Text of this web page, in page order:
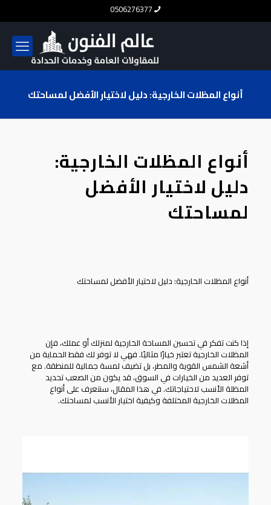
0506276377
أنواع المظلات الخارجية: دليل لاختيار الأفضل لمساحتك
أنواع المظلات الخارجية:
دليل لاختيار الأفضل
لمساحتك
أنواع المظلات الخارجية: دليل لاختيار الأفضل لمساحتك
إذا كنت تفكر في تحسين المساحة الخارجية لمنزلك أو عملك، فإن
المظلات الخارجيةتعتبر خيارًا مثاليًا. فهي لا توفر لك فقط الحماية من
أشعة الشمس القوية والمطر، بل تضيف لمسة جمالية للمنطقة. مع
توفر العديد من الخيارات في السوق، قد يكون من الصعب تحديد
المظلة الأنسب لاحتياجاتك. في هذا المقال، سنتعرف على أنواع
المظلات الخارجية المختلفة وكيفية اختيار الأنسب لمساحتك.